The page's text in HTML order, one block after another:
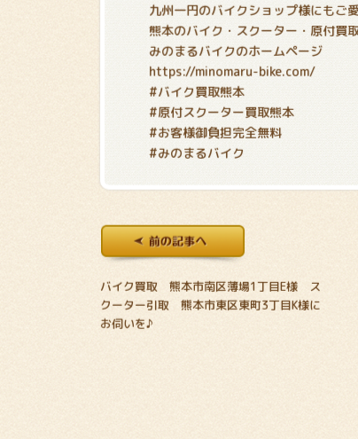
九州一円のバイクショップ様にもご
熊本のバイク・スクーター・原付買
みのまるバイクのホームページ
https://minomaru-bike.com/
#バイク買取熊本
#原付スクーター買取熊本
#お客様御負担完全無料
#みのまるバイク
バイク買取 熊本市南区薄場1丁目E様 ス
クーター引取 熊本市東区東町3丁目K様に
お伺いを♪